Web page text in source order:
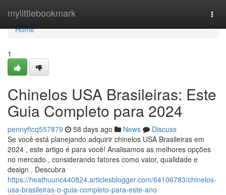
mylittlebookmark
Home
Home
1
Chinelos USA Brasileiras: Este
Guia Completo para 2024
pennyftcq557879 58 days ago News
Discuss
Se você está planejando adquirir chinelos USA Brasileiras em
2024 , este artigo é para você! Analisamos as melhores opções
no mercado , considerando fatores como valor, qualidade e
design . Descubra
https://heathuunc440824.articlesblogger.com/64106783/chinelos-
usa-brasileiras-o-guia-completo-para-este-ano